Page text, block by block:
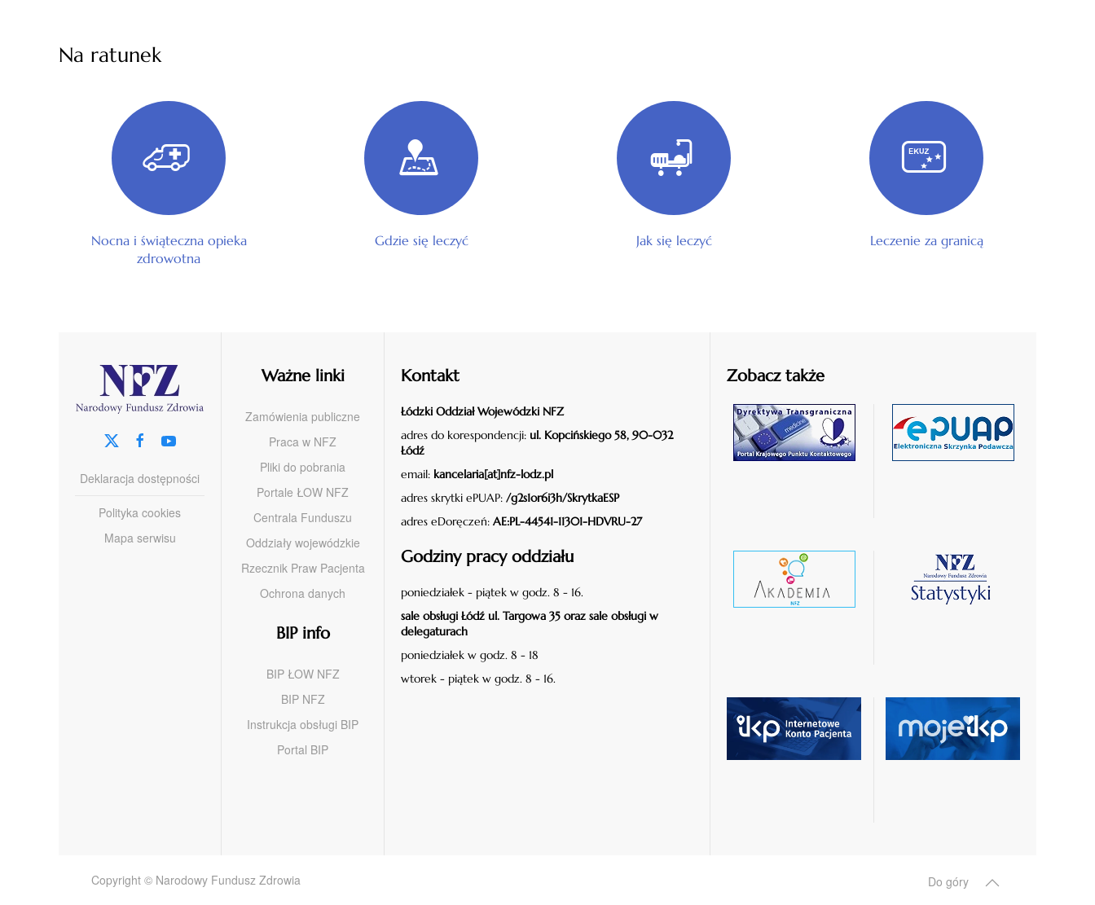
Na ratunek
Nocna i świąteczna opieka
zdrowotna
Gdzie się leczyć Jak się leczyć Leczenie za granicą
Deklaracja dostępności
Polityka cookies
Mapa serwisu
Ważne linki
Zamówienia publiczne
Praca w NFZ
Pliki do pobrania
Portale ŁOW NFZ
Centrala Funduszu
Oddziały wojewódzkie
Rzecznik Praw Pacjenta
Ochrona danych
BIP info
BIP ŁOW NFZ
BIP NFZ
Instrukcja obsługi BIP
Portal BIP
Kontakt
Łódzki Oddział Wojewódzki NFZ
adres do korespondencji: ul. Kopcińskiego 58, 90-032
Łódź
email: kancelaria[at]nfz-lodz.pl
adres skrytki ePUAP: /g2s1or6i3h/SkrytkaESP
adres eDoręczeń: AE:PL-44541-11301-HDVRU-27
Godziny pracy oddziału
poniedziałek - piątek w godz. 8 - 16.
sale obsługi Łódź ul. Targowa 35 oraz sale obsługi w
delegaturach
poniedziałek w godz. 8 - 18
wtorek - piątek w godz. 8 - 16.
Zobacz także
czytaj
czytaj
czytaj
czytaj
czytaj
czytaj
Copyright © Narodowy Fundusz Zdrowia Do góry